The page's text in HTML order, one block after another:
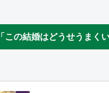
「この結婚はどうせうまく